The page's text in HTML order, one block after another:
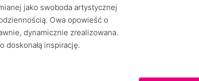
jako swoboda artystycznej
Owa opowieść o
dynamicznie zrealizowana.
doskonałą inspirację.